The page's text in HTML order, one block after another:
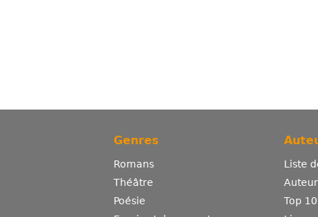
Genres
Romans
Théâtre
Poésie
Liste
Top